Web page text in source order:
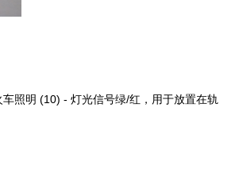
照明 (10) - 灯光信号绿/红，用于放置在轨